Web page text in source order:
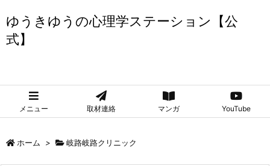
ゆうきゆうの心理学ステーション【公
式】
メニュー 取材連絡 マンガ YouTube
ホーム > 岐路岐路クリニック